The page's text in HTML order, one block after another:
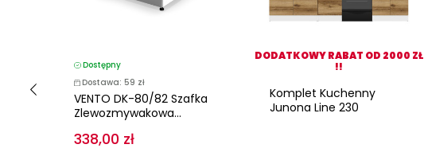
Dostępny
Dostawa: 59 zł
VENTO DK-80/82 Szafka
Zlewozmywakowa...
338,00 zł
DODATKOWY RABAT OD 2000 ZŁ
!!
Komplet Kuchenny
Junona Line 230